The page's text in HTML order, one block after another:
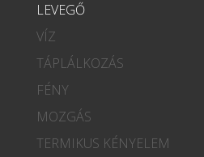
LEVEGŐ
VÍZ
TÁPLÁLKOZÁS
FÉNY
MOZGÁS
TERMIKUS KÉNYELEM